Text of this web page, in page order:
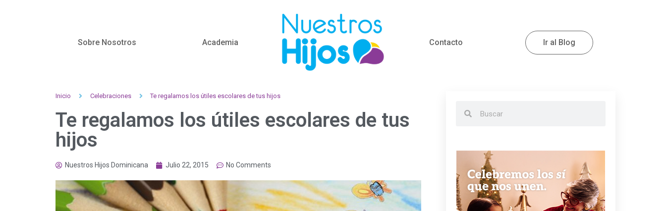
Sobre Nosotros Academia Contacto Ir al Blog
Inicio Celebraciones Te regalamos los útiles escolares de tus hijos
Te regalamos los útiles escolares de tus
hijos
Nuestros Hijos Dominicana Julio 22, 2015 No Comments